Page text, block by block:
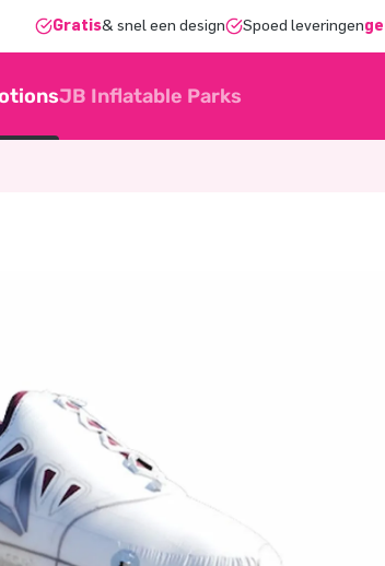
Gratis& snel een design Spoed leveringen
JB Inflatable Parks